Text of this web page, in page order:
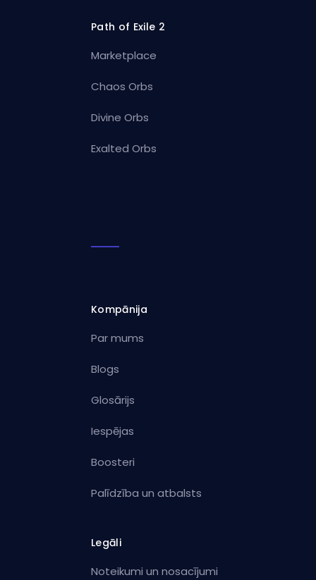
Path of Exile 2
Marketplace
Chaos Orbs
Divine Orbs
Exalted Orbs
Kompānija
Par mums
Blogs
Glosārijs
Iespējas
Boosteri
Palīdzība un atbalsts
Legāli
Noteikumi un nosacījumi